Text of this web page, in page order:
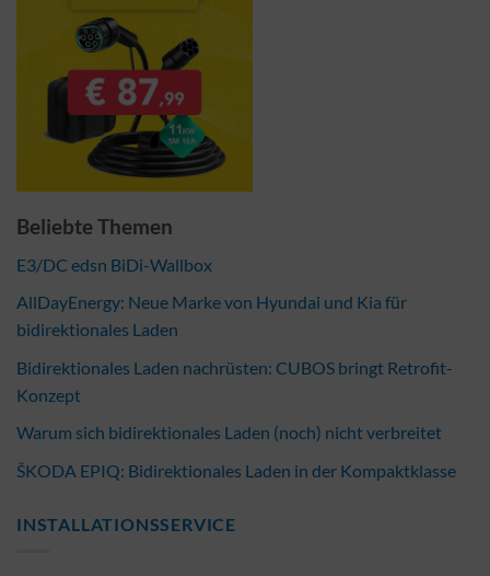
Beliebte Themen
E3/DC edsn BiDi-Wallbox
AllDayEnergy: Neue Marke von Hyundai und Kia für
bidirektionales Laden
Bidirektionales Laden nachrüsten: CUBOS bringt Retrofit-
Konzept
Warum sich bidirektionales Laden (noch) nicht verbreitet
ŠKODA EPIQ: Bidirektionales Laden in der Kompaktklasse
INSTALLATIONSSERVICE